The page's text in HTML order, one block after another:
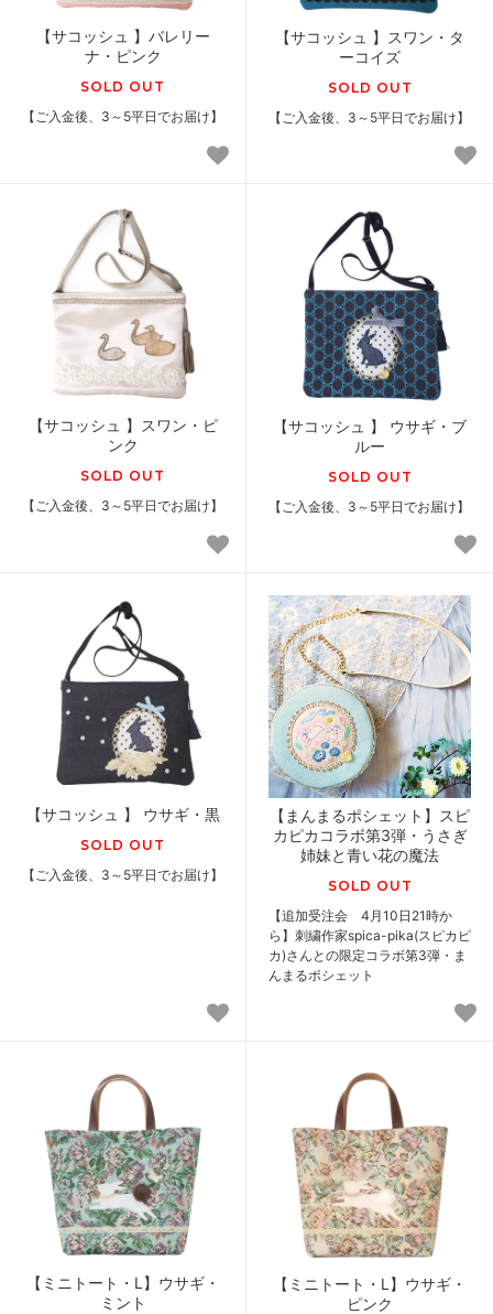
【サコッシュ 】バレリー
ナ・ピンク
SOLD OUT
【ご入金後、3～5平日でお届け】
【サコッシュ 】スワン・タ
ーコイズ
SOLD OUT
【ご入金後、3～5平日でお届け】
【サコッシュ 】スワン・ピ
ンク
SOLD OUT
【ご入金後、3～5平日でお届け】
【サコッシュ 】 ウサギ・ブ
ルー
SOLD OUT
【ご入金後、3～5平日でお届け】
【サコッシュ 】 ウサギ・黒
SOLD OUT
【ご入金後、3～5平日でお届け】
【まんまるポシェット】スピ
カピカコラボ第3弾・うさぎ
姉妹と青い花の魔法
SOLD OUT
【追加受注会 4月10日21時か
ら】刺繍作家spica-pika(スピカピ
カ)さんとの限定コラボ第3弾・ま
んまるポシェット
【ミニトート・L】ウサギ・
ミント
【ミニトート・L】ウサギ・
ピンク